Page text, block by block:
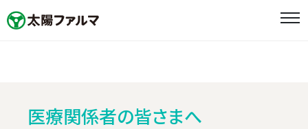
ニュース
医療関係者の皆さまへ